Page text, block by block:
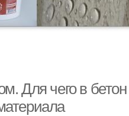
Для чего в